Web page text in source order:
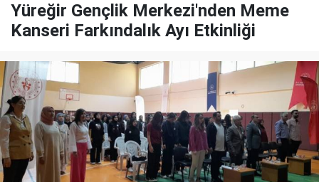
Yüreğir Gençlik Merkezi'nden Meme
Kanseri Farkındalık Ayı Etkinliği